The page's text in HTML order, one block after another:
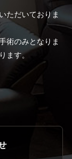
ただいておりま
術のみとなりま
ます。